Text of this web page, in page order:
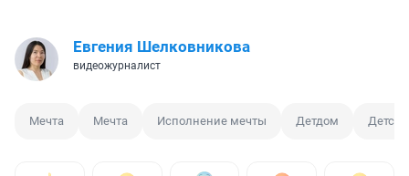
Евгения Шелковникова
видеожурналист
Мечта Мечта Исполнение мечты Детдом